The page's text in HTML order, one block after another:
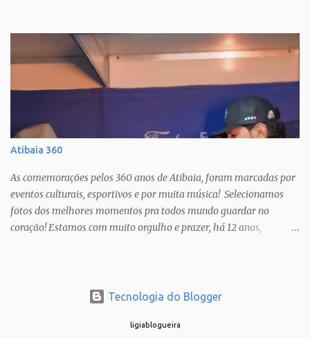
Atibaia 360
As comemorações pelos 360 anos de Atibaia, foram marcadas por
eventos culturais, esportivos e por muita música! Selecionamos
fotos dos melhores momentos pra todos mundo guardar no
coração! Estamos com muito orgulho e prazer, há 12 anos,
mais no Instagram: @ligianogfons @oblogdacidade
Tecnologia do Blogger
ligiablogueira